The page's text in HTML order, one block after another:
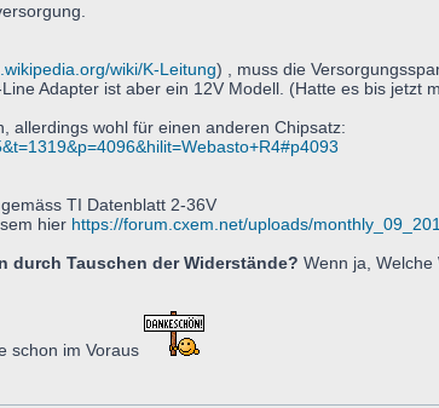
wiki/K-Leitung) , muss die
Adapter ist aber ein 12V Modell. (Hatte es bis jetzt
allerdings wohl für einen anderen Chipsatz:
TI Datenblatt 2-36V
hier https://forum.cxem.net/uploads/
durch Tauschen der Widerstände? Wenn ja,
schon im Voraus